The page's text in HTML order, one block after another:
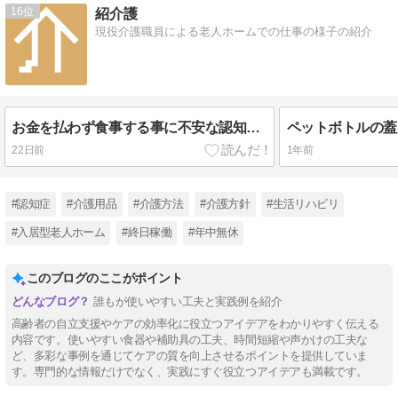
16 紹介護
現役介護職員による老人ホームでの仕事の様子の紹介
お金を払わず食事する事に不安な認知症高齢者を安心させた話の紹介！
22日前 1年前
#認知症 #介護用品 #介護方法 #介護方針 #生活リハビリ
#入居型老人ホーム #終日稼働 #年中無休
このブログのここがポイント
誰もが使いやすい工夫と実践例を紹介
高齢者の自立支援やケアの効率化に役立つアイデアをわかりやすく伝える
内容です。使いやすい食器や補助具の工夫、時間短縮や声かけの工夫な
ど、多彩な事例を通じてケアの質を向上させるポイントを提供していま
す。専門的な情報だけでなく、実践にすぐ役立つアイデアも満載です。